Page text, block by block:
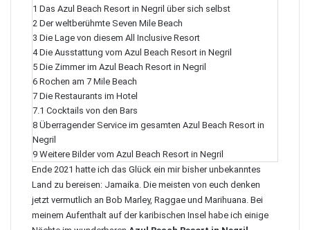
1 Das Azul Beach Resort in Negril über sich selbst
2 Der weltberühmte Seven Mile Beach
3 Die Lage von diesem All Inclusive Resort
4 Die Ausstattung vom Azul Beach Resort in Negril
5 Die Zimmer im Azul Beach Resort in Negril
6 Rochen am 7 Mile Beach
7 Die Restaurants im Hotel
7.1 Cocktails von den Bars
8 Überragender Service im gesamten Azul Beach Resort in
Negril
9 Weitere Bilder vom Azul Beach Resort in Negril
Ende 2021 hatte ich das Glück ein mir bisher unbekanntes
Land zu bereisen: Jamaika. Die meisten von euch denken
jetzt vermutlich an Bob Marley, Raggae und Marihuana. Bei
meinem Aufenthalt auf der karibischen Insel habe ich einige